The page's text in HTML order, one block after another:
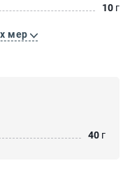
10 г
мер
40 г